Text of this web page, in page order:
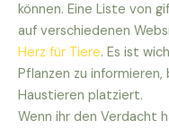
können. Eine Liste von
auf verschiedenen
Herz für Tiere. Es ist
Pflanzen zu
Haustieren platziert.
Wenn ihr den Verdacht